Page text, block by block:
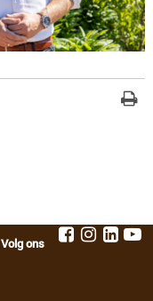
Volg ons